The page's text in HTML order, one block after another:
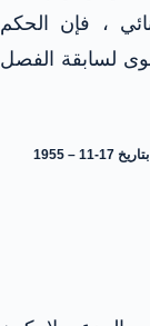
، فإن الحكم
لسابقة الفصل